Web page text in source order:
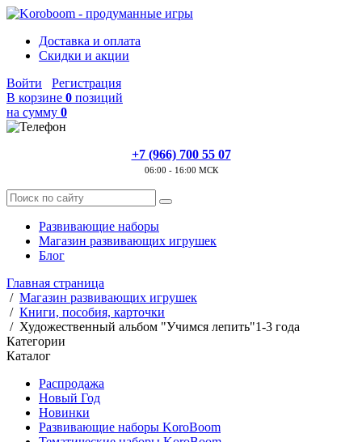
Доставка и оплата
Скидки и акции
Войти
Регистрация
В корзине 0 позиций
на сумму 0
+7 (966) 700 55 07
06:00 - 16:00 МСК
Развивающие наборы
Магазин развивающих игрушек
Блог
Главная страница
/ Магазин развивающих игрушек
/ Книги, пособия, карточки
/ Художественный альбом "Учимся лепить"1-3 года
Категории
Каталог
Распродажа
Новый Год
Новинки
Развивающие наборы KoroBoom